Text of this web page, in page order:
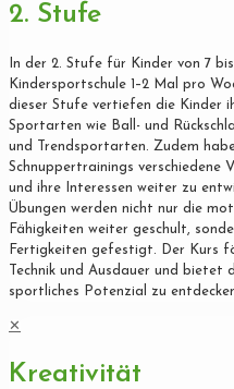
2. Stufe
In der 2. Stufe für Kinder von 7
Kindersportschule 1–2 Mal pro
dieser Stufe vertiefen die Kinder
Sportarten wie Ball- und
und Trendsportarten. Zudem
Schnuppertrainings verschiedene
und ihre Interessen weiter zu
Übungen werden nicht nur die
Fähigkeiten weiter geschult,
Fertigkeiten gefestigt. Der Kurs
Technik und Ausdauer und bietet
sportliches Potenzial zu
✕
Kreativität